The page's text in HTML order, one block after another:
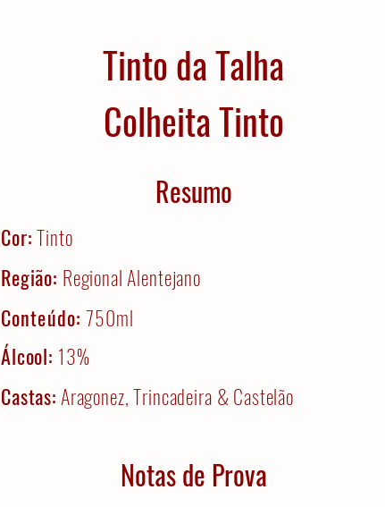
Tinto da Talha
Colheita Tinto
Resumo
Cor:Tinto
Região: Regional Alentejano
Conteúdo: 750ml
Álcool: 13%
Castas: Aragonez, Trincadeira & Castelão
Notas de Prova